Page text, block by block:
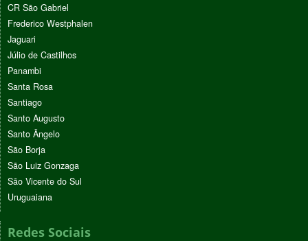
CR São Gabriel
Frederico Westphalen
Jaguari
Júlio de Castilhos
Panambi
Santa Rosa
Santiago
Santo Augusto
Santo Ângelo
São Borja
São Luiz Gonzaga
São Vicente do Sul
Uruguaiana
Redes Sociais